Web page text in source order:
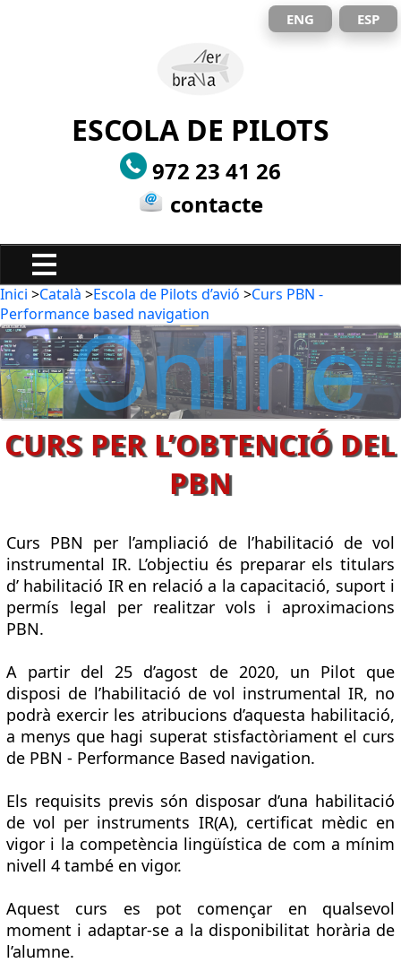
ENG ESP
ESCOLA DE PILOTS
972 23 41 26
contacte
Inici >Català >Escola de Pilots d’avió >Curs PBN -
Performance based navigation
CURS PER L’OBTENCIÓ DEL
PBN
Curs PBN per l’ampliació de l’habilitació de vol
instrumental IR. L’objectiu és preparar els titulars
d’ habilitació IR en relació a la capacitació, suport i
permís legal per realitzar vols i aproximacions
PBN.
A partir del 25 d’agost de 2020, un Pilot que
disposi de l’habilitació de vol instrumental IR, no
podrà exercir les atribucions d’aquesta habilitació,
a menys que hagi superat stisfactòriament el curs
de PBN - Performance Based navigation.
Els requisits previs són disposar d’una habilitació
de vol per instruments IR(A), certificat mèdic en
vigor i la competència lingüística de com a mínim
nivell 4 també en vigor.
Aquest curs es pot començar en qualsevol
moment i adaptar-se a la disponibilitat horària de
l’alumne.